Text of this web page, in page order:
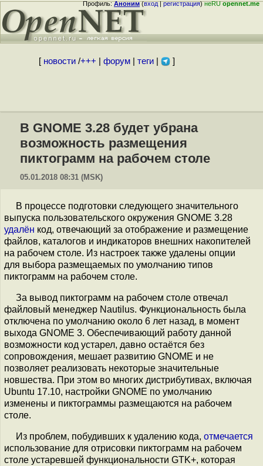
Профиль:Аноним(вход|регистрация)неRUopennet.me
[ новости/+++ форум| теги| ]
В GNOME 3.28 будет убрана
возможность размещения
пиктограмм на рабочем столе
05.01.2018 08:31 (MSK)
В процессе подготовки следующего значительного
выпуска пользовательского окружения GNOME 3.28
удалён код, отвечающий за отображение и размещение
файлов, каталогов и индикаторов внешних накопителей
на рабочем столе. Из настроек также удалены опции
для выбора размещаемых по умолчанию типов
пиктограмм на рабочем столе.
За вывод пиктограмм на рабочем столе отвечал
файловый менеджер Nautilus. Функциональность была
отключена по умолчанию около 6 лет назад, в момент
выхода GNOME 3. Обеспечивающий работу данной
возможности код устарел, давно остаётся без
сопровождения, мешает развитию GNOME и не
позволяет реализовать некоторые значительные
новшества. При этом во многих дистрибутивах, включая
Ubuntu 17.10, настройки GNOME по умолчанию
изменены и пиктограммы размещаются на рабочем
столе.
Из проблем, побудивших к удалению кода, отмечается
использование для отрисовки пиктограмм на рабочем
столе устаревшей функциональности GTK+, которая